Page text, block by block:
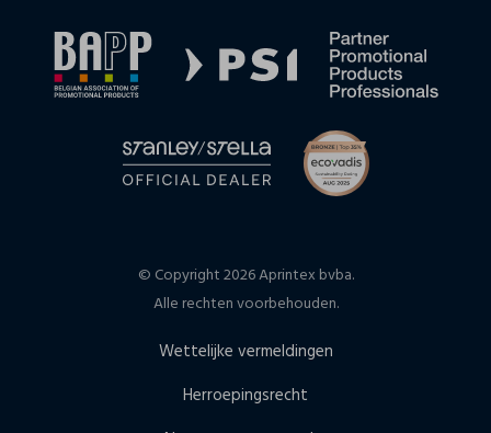
© Copyright 2026 Aprintex bvba.
Alle rechten voorbehouden.
Wettelijke vermeldingen
Herroepingsrecht